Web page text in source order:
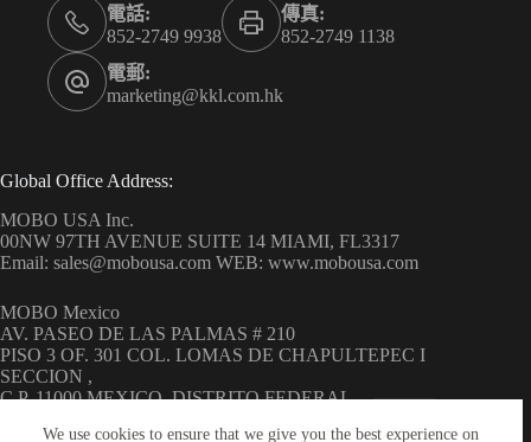
We use cookies to ensure that we give you the best experience on
電話:
852-2749 9938
傳真:
852-2749 1138
電郵:
marketing@kkl.com.hk
Global Office Address:
MOBO USA Inc.
00NW 97TH AVENUE SUITE 14 MIAMI, FL3317
Email: sales@mobousa.com WEB: www.mobousa.com
MOBO Mexico
AV. PASEO DE LAS PALMAS # 210
PISO 3 OF. 301 COL. LOMAS DE CHAPULTEPEC I
SECCION ,
C.P. 11000 MEXICO, DISTRITO FEDERAL